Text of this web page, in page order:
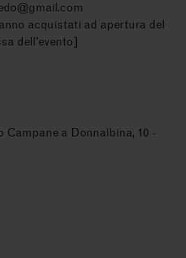
acquistati ad apertura del
dell'evento]
Campane a Donnalbina, 10 -